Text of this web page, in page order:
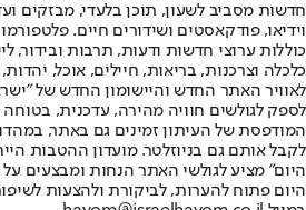
חדשות מסביב לשעון, תוכן בלעדי, מבזקים
וידיאו, פודקאסטים ושידורים חיים.
כוללות ערוצי חדשות ודעות, תרבות ובידור,
לאוויר האתר החדש והיישומון החדש של
לספק לגולשים חוויה מהירה, עדכנית,
המודפסת של העיתון זמינים גם באתר,
לקבל אותם גם בניוזלטר. מועדון ההטבות
היום" מציע לגולשי האתר הנחות ומבצעים על
היום פתוח להערות, לביקורת ולהצעות